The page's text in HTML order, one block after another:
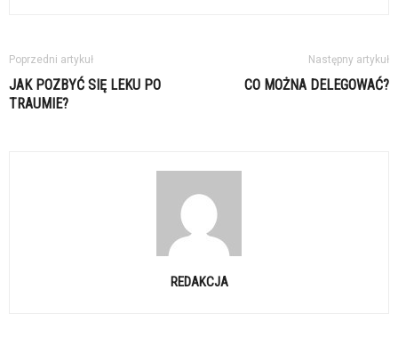
Poprzedni artykuł
JAK POZBYĆ SIĘ LEKU PO
TRAUMIE?
Następny artykuł
CO MOŻNA DELEGOWAĆ?
REDAKCJA